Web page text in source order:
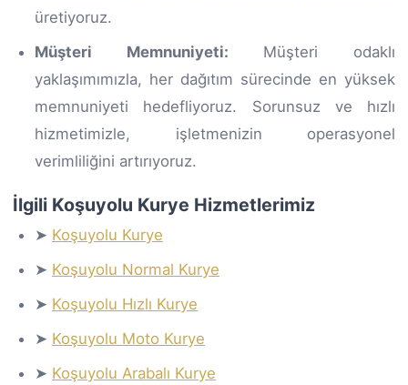
üretiyoruz.
Müşteri Memnuniyeti: Müşteri odaklı
yaklaşımımızla, her dağıtım sürecinde en yüksek
memnuniyeti hedefliyoruz. Sorunsuz ve hızlı
hizmetimizle, işletmenizin operasyonel
verimliliğini artırıyoruz.
İlgili Koşuyolu Kurye Hizmetlerimiz
➤ Koşuyolu Kurye
➤ Koşuyolu Normal Kurye
➤ Koşuyolu Hızlı Kurye
➤ Koşuyolu Moto Kurye
➤ Koşuyolu Arabalı Kurye